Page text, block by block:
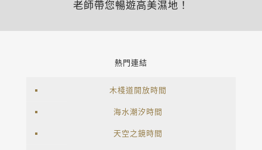
老師帶您暢遊高美濕地！
熱門連結
木棧道開放時間
海水潮汐時間
天空之鏡時間